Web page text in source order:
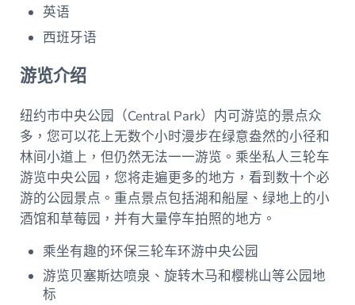
英语
西班牙语
游览介绍
纽约市中央公园（Central Park）内可游览的景点众
多，您可以花上无数个小时漫步在绿意盎然的小径和
林间小道上，但仍然无法一一游览。乘坐私人三轮车
游览中央公园，您将走遍更多的地方，看到数十个必
游的公园景点。重点景点包括湖和船屋、绿地上的小
酒馆和草莓园，并有大量停车拍照的地方。
乘坐有趣的环保三轮车环游中央公园
游览贝塞斯达喷泉、旋转木马和樱桃山等公园地
标